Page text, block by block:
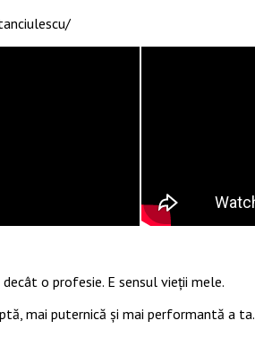
o profesie. E sensul vieții mele.
mai puternică și mai performantă a ta.